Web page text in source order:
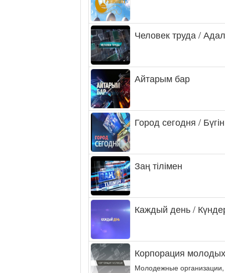
Человек труда /
Айтарым бар
Город сегодня /
Заң тілімен
Каждый день /
Корпорация
Молодежные